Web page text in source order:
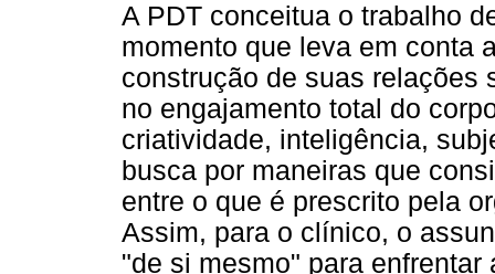
A PDT conceitua o trabalho
momento que leva em conta
construção de suas relações
no engajamento total do
criatividade, inteligência,
busca por maneiras que
entre o que é prescrito pela
Assim, para o clínico, o
"de si mesmo" para